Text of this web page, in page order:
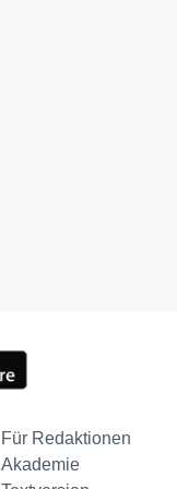
Für Redaktionen
Akademie